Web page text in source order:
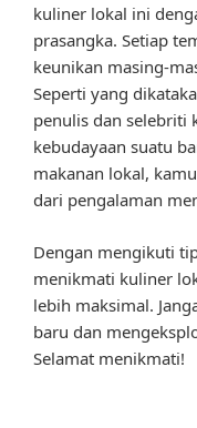
kuliner lokal ini
prasangka. Setiap
keunikan masing-
Seperti yang
penulis dan selebriti
kebudayaan suatu
makanan lokal,
dari pengalaman
Dengan mengikuti
menikmati kuliner
lebih maksimal.
baru dan
Selamat menikmati!